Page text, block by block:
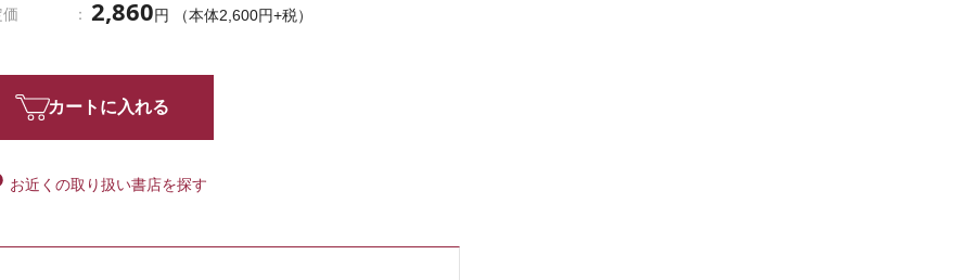
2,860円 （本体2,600円+税）
カートに入れる
お近くの取り扱い書店を探す